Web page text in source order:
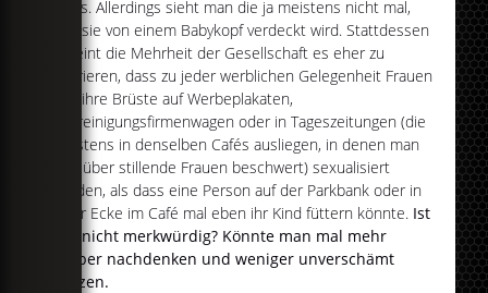
muss. Allerdings sieht man die ja meistens nicht mal,
weil sie von einem Babykopf verdeckt wird. Stattdessen
scheint die Mehrheit der Gesellschaft es eher zu
tolerieren, dass zu jeder werblichen Gelegenheit Frauen
und ihre Brüste auf Werbeplakaten,
Rohreinigungsfirmenwagen oder in Tageszeitungen (die
meistens in denselben Cafés ausliegen, in denen man
sich über stillende Frauen beschwert) sexualisiert
werden, als dass eine Person auf der Parkbank oder in
einer Ecke im Café mal eben ihr Kind füttern könnte. Ist
das nicht merkwürdig? Könnte man mal mehr
drüber nachdenken und weniger unverschämt
glotzen.